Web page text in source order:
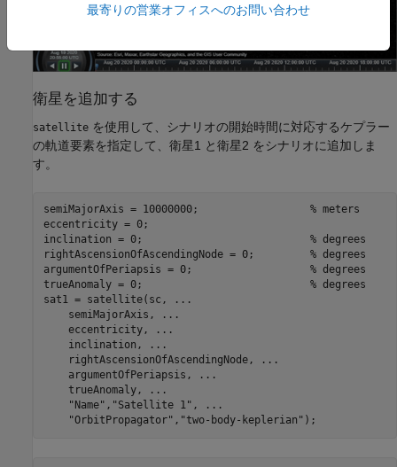
衛星を追加する
satellite を使用して、シナリオの開始時間に対応するケプラー
の軌道要素を指定して、衛星1 と衛星2 をシナリオに追加しま
す。
semiMajorAxis = 10000000; % meters
eccentricity = 0;
inclination = 0; % degrees
rightAscensionOfAscendingNode = 0; % degrees
argumentOfPeriapsis = 0; % degrees
trueAnomaly = 0; % degrees
sat1 = satellite(sc,
...
    semiMajorAxis,
...
    eccentricity,
...
    inclination,
...
    rightAscensionOfAscendingNode,
...
    argumentOfPeriapsis,
...
    trueAnomaly,
...
"Name" , "Satellite 1" ,
...
"OrbitPropagator" , "two-body-keplerian" );
最寄りの営業オフィスへのお問い合わせ